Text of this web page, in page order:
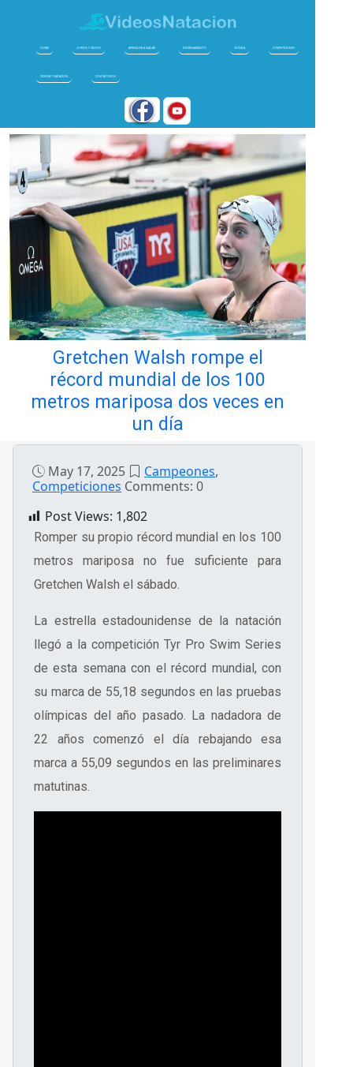
HOME CURSOS Y VIDEOS APRENDER A NADAR ENTRENAMIENTO TECNICA COMPETICIONES
CIENCIA Y NATACION CONTACTENOS
Gretchen Walsh rompe el
récord mundial de los 100
metros mariposa dos veces en
un día
May 17, 2025 Campeones,
Competiciones Comments: 0
Post Views: 1,802
Romper su propio récord mundial en los 100
metros mariposa no fue suficiente para
Gretchen Walsh el sábado.
La estrella estadounidense de la natación
llegó a la competición Tyr Pro Swim Series
de esta semana con el récord mundial, con
su marca de 55,18 segundos en las pruebas
olímpicas del año pasado. La nadadora de
22 años comenzó el día rebajando esa
marca a 55,09 segundos en las preliminares
matutinas.